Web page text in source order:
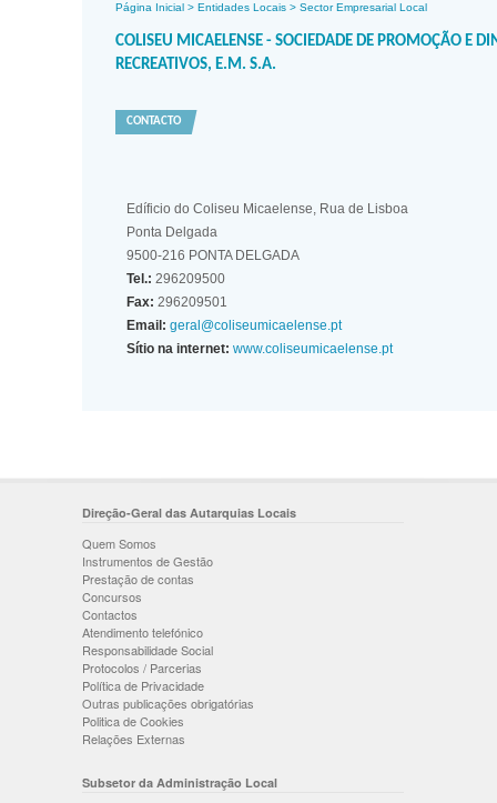
Página Inicial > Entidades Locais > Sector Empresarial Local
COLISEU MICAELENSE - SOCIEDADE DE PROMOÇÃO E
RECREATIVOS, E.M. S.A.
CONTACTO
Edíficio do Coliseu Micaelense, Rua de Lisboa
Ponta Delgada
9500-216 PONTA DELGADA
Tel.: 296209500
Fax: 296209501
Email: geral@coliseumicaelense.pt
Sítio na internet: www.coliseumicaelense.pt
Direção-Geral das Autarquias Locais
Quem Somos
Instrumentos de Gestão
Prestação de contas
Concursos
Contactos
Atendimento telefónico
Responsabilidade Social
Protocolos / Parcerias
Política de Privacidade
Outras publicações obrigatórias
Politica de Cookies
Relações Externas
Subsetor da Administração Local